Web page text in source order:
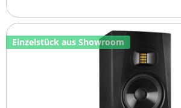
Einzelstück aus Showroom